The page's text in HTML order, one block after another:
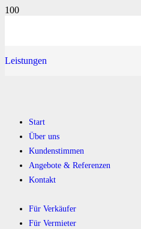
Leistungen
Start
Über uns
Kundenstimmen
Angebote & Referenzen
Kontakt
Für Verkäufer
Für Vermieter